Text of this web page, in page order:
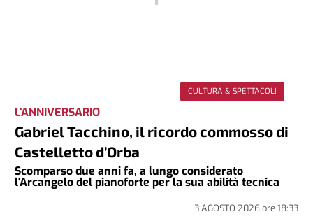
CULTURA & SPETTACOLI
L'ANNIVERSARIO
Gabriel Tacchino, il ricordo commosso di
Castelletto d’Orba
Scomparso due anni fa, a lungo considerato
l'Arcangelo del pianoforte per la sua abilità tecnica
3 AGOSTO 2026ore 18:33